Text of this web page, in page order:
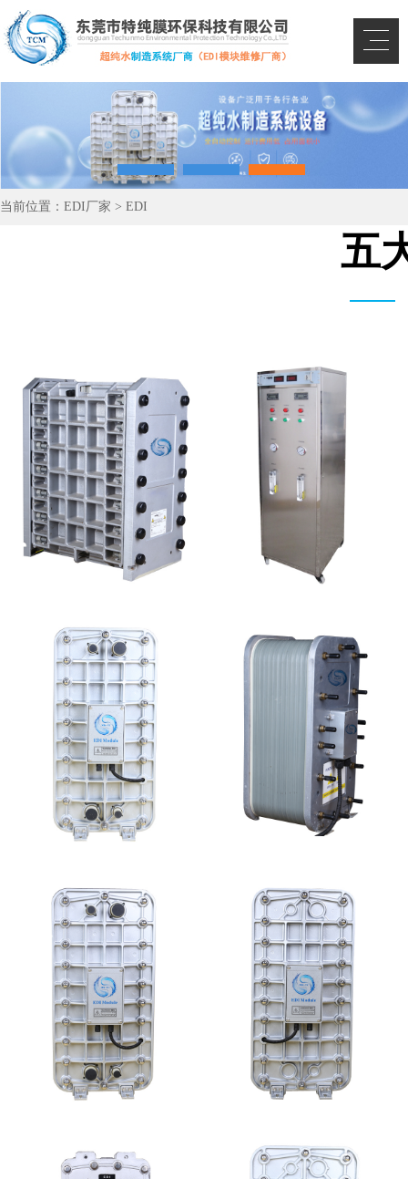
当前位置： EDI厂家 > EDI
五
GE EDI模块维修
全封闭EDI超纯水处理设
备
EDI超纯水处理设备
PureTec （浦睿）EDI模
块维修